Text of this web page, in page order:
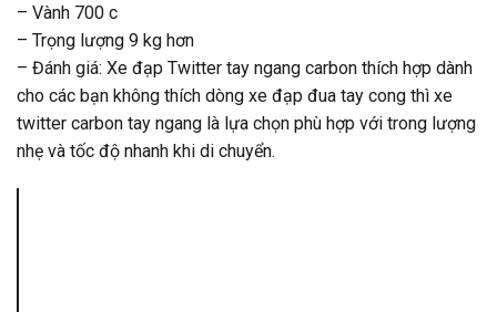
– Vành 700 c
– Trọng lượng 9 kg hơn
– Đánh giá: Xe đạp Twitter tay ngang carbon thích hợp dành
cho các bạn không thích dòng xe đạp đua tay cong thì xe
twitter carbon tay ngang là lựa chọn phù hợp với trong lượng
nhẹ và tốc độ nhanh khi di chuyển.